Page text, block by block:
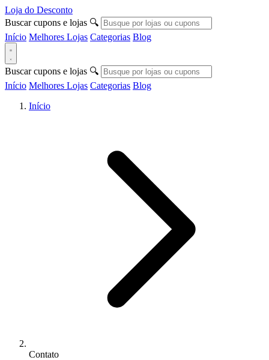
Loja do Desconto
Buscar cupons e lojas 🔍
Início Melhores Lojas Categorias Blog
Buscar cupons e lojas 🔍
Início Melhores Lojas Categorias Blog
Início
Contato